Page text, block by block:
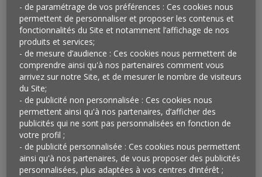
Vu en France
Grâce à son rapprochement avec la start-up américaine
INNIT, Carrefour propose désormais à ses clients un
score nutritionnel personnalisé, calculé à partir de
leurs préférences alimentaires (vegan, végétalien,
bio…), de leurs objectifs et de leurs critères de santé
(allergie…) dans le strict respect du cadre régi par le
RGPD. Les recommandations s’appliquent aux 40 000
références proposées sur son site et ne concernent
- de paramétrage de vos préférences : Ces cookies nous
permettent de personnaliser et proposer les contenus et
fonctionnalités du Site et notamment l’affichage de nos
produits et services;
- de mesure d’audience : Ces cookies nous permettent de
comprendre ainsi qu'à nos partenaires comment vous
arrivez sur notre Site, et de mesurer le nombre de visiteurs
du Site;
- de publicité non personnalisée : Ces cookies nous
permettent ainsi qu'à nos partenaires, d’afficher des
publicités qui ne sont pas personnalisées en fonction de
votre profil ;
- de publicité personnalisée : Ces cookies nous permettent
ainsi qu'à nos partenaires, de vous proposer des publicités
personnalisées, plus adaptées à vos centres d’intérêt ;